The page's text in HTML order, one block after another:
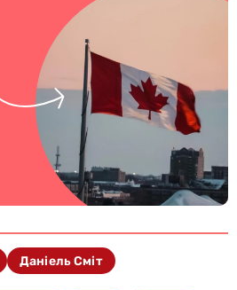
Даніель Сміт